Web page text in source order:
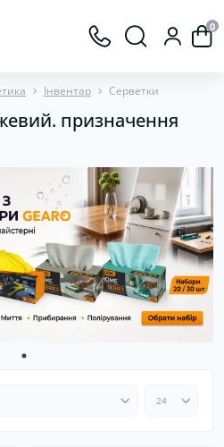
0
Інвентар Серветки
призначення